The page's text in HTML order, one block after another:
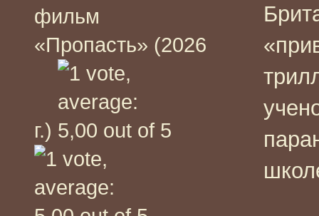
фильм
«Пропасть» (2026
г.)